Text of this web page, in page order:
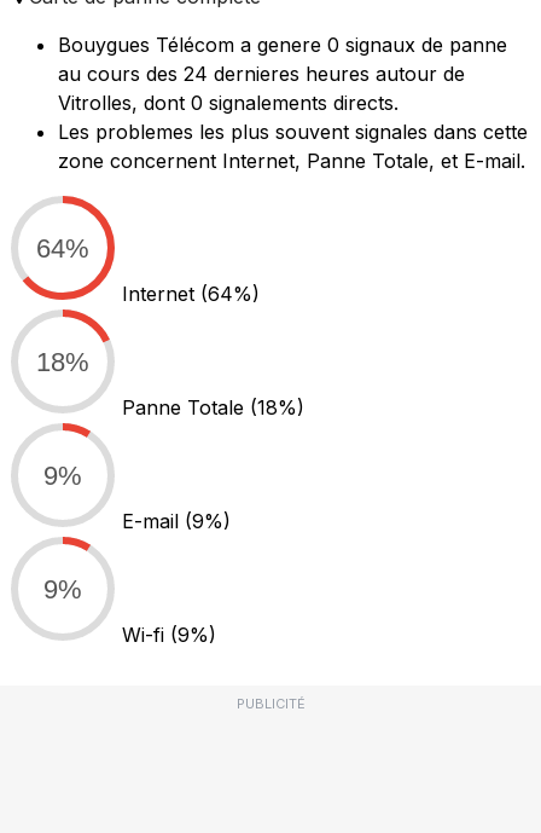
Bouygues Télécom a genere 0 signaux de panne
au cours des 24 dernieres heures autour de
Vitrolles, dont 0 signalements directs.
Les problemes les plus souvent signales dans cette
zone concernent Internet, Panne Totale, et E-mail.
64%
Internet (64%)
18%
Panne Totale (18%)
9%
E-mail (9%)
9%
Wi-fi (9%)
PUBLICITÉ